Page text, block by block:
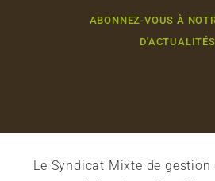
ABONNEZ-VOUS À
D'ACTUALITÉS
Le Syndicat Mixte de gestion